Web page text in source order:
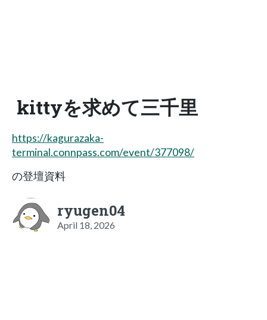
kittyを求めて三千里
https://kagurazaka-
terminal.connpass.com/event/377098/
の登壇資料
ryugen04
April 18, 2026